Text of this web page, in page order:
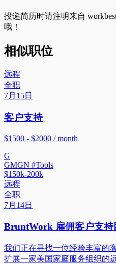
投递简历时请注明来自
哦！
相似职位
远程
全职
7月15日
客户支持
$1500 - $2000 / month
G
GMGN #Tools
$150k-200k
远程
全职
7月14日
BruntWork 雇佣客户支
我们正在寻找一位经验丰富的
扩展一家美国家庭服务组织的